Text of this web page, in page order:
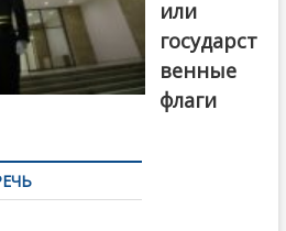
или
государст
венные
флаги